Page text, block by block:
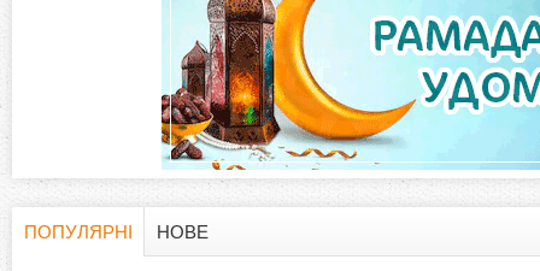
ПОПУЛЯРНІ
НОВЕ